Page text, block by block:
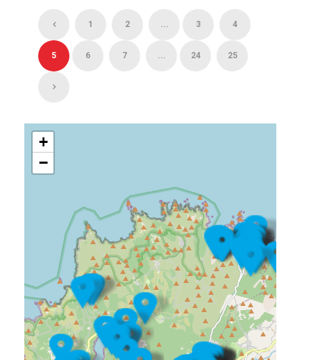
1 2 ... 3 4
5 6 7 ... 24 25
+
−